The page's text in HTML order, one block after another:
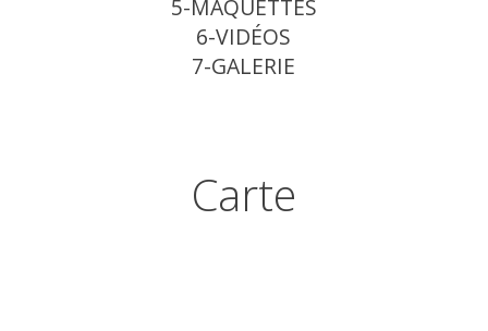
5-MAQUETTES
6-VIDÉOS
7-GALERIE
Carte